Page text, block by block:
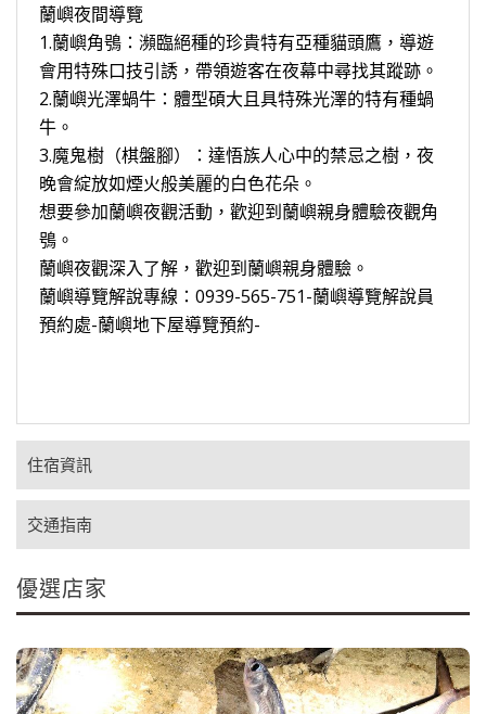
蘭嶼夜間導覽
1.蘭嶼角鴞：瀕臨絕種的珍貴特有亞種貓頭鷹，導遊
會用特殊口技引誘，帶領遊客在夜幕中尋找其蹤跡。
2.蘭嶼光澤蝸牛：體型碩大且具特殊光澤的特有種蝸
牛。
3.魔鬼樹（棋盤腳）：達悟族人心中的禁忌之樹，夜
晚會綻放如煙火般美麗的白色花朵。
想要參加蘭嶼夜觀活動，歡迎到蘭嶼親身體驗夜觀角
鴞。
蘭嶼夜觀深入了解，歡迎到蘭嶼親身體驗。
蘭嶼導覽解說專線：0939-565-751-蘭嶼導覽解說員
預約處-蘭嶼地下屋導覽預約-
住宿資訊
交通指南
優選店家